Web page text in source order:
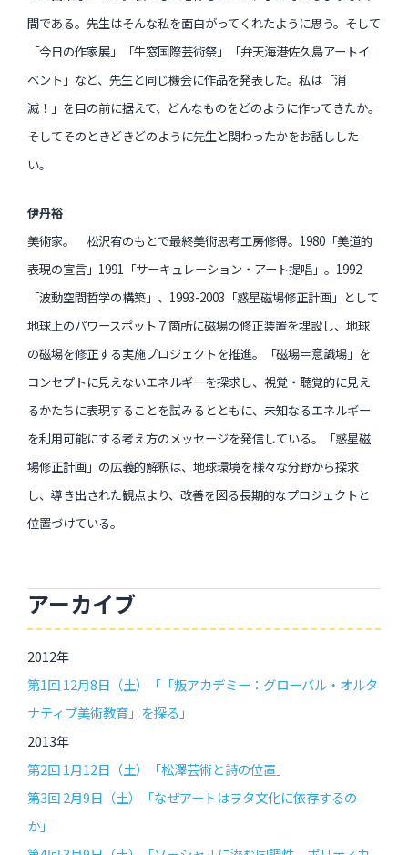
間である。先生はそんな私を面白がってくれたように思う。そして
「今日の作家展」「牛窓国際芸術祭」「弁天海港佐久島アートイ
ベント」など、先生と同じ機会に作品を発表した。私は「消
滅！」を目の前に据えて、どんなものをどのように作ってきたか。
そしてそのときどきどのように先生と関わったかをお話しした
い。
伊丹裕
美術家。 松沢宥のもとで最終美術思考工房修得。1980「美道的
表現の宣言」1991「サーキュレーション・アート提唱」。1992
「波動空間哲学の構築」、1993-2003「惑星磁場修正計画」として
地球上のパワースポット７箇所に磁場の修正装置を埋設し、地球
の磁場を修正する実施プロジェクトを推進。「磁場＝意識場」を
コンセプトに見えないエネルギーを探求し、視覚・聴覚的に見え
るかたちに表現することを試みるとともに、未知なるエネルギー
を利用可能にする考え方のメッセージを発信している。「惑星磁
場修正計画」の広義的解釈は、地球環境を様々な分野から探求
し、導き出された観点より、改善を図る長期的なプロジェクトと
位置づけている。
アーカイブ
2012年
第1回 12月8日（土）「「叛アカデミー：グローバル・オルタ
ナティブ美術教育」を探る」
2013年
第2回 1月12日（土）「松澤芸術と詩の位置」
第3回 2月9日（土）「なぜアートはヲタ文化に依存するの
か」